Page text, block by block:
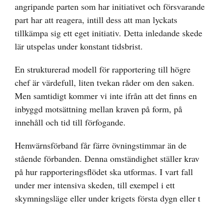
angripande parten som har initiativet och försvarande
part har att reagera, intill dess att man lyckats
tillkämpa sig ett eget initiativ. Detta inledande skede
lär utspelas under konstant tidsbrist.
En strukturerad modell för rapportering till högre
chef är värdefull, liten tvekan råder om den saken.
Men samtidigt kommer vi inte ifrån att det finns en
inbyggd motsättning mellan kraven på form, på
innehåll och tid till förfogande.
Hemvärnsförband får färre övningstimmar än de
stående förbanden. Denna omständighet ställer krav
på hur rapporteringsflödet ska utformas. I vart fall
under mer intensiva skeden, till exempel i ett
skymningsläge eller under krigets första dygn eller t